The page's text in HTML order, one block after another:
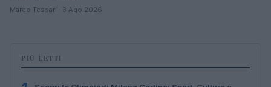
Marco Tessari · 3 Ago 2026
PIÙ LETTI